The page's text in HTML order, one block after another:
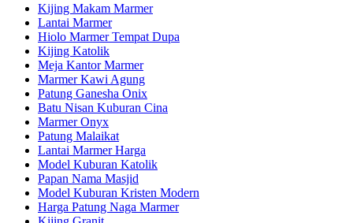
Kijing Makam Marmer
Lantai Marmer
Hiolo Marmer Tempat Dupa
Kijing Katolik
Meja Kantor Marmer
Marmer Kawi Agung
Patung Ganesha Onix
Batu Nisan Kuburan Cina
Marmer Onyx
Patung Malaikat
Lantai Marmer Harga
Model Kuburan Katolik
Papan Nama Masjid
Model Kuburan Kristen Modern
Harga Patung Naga Marmer